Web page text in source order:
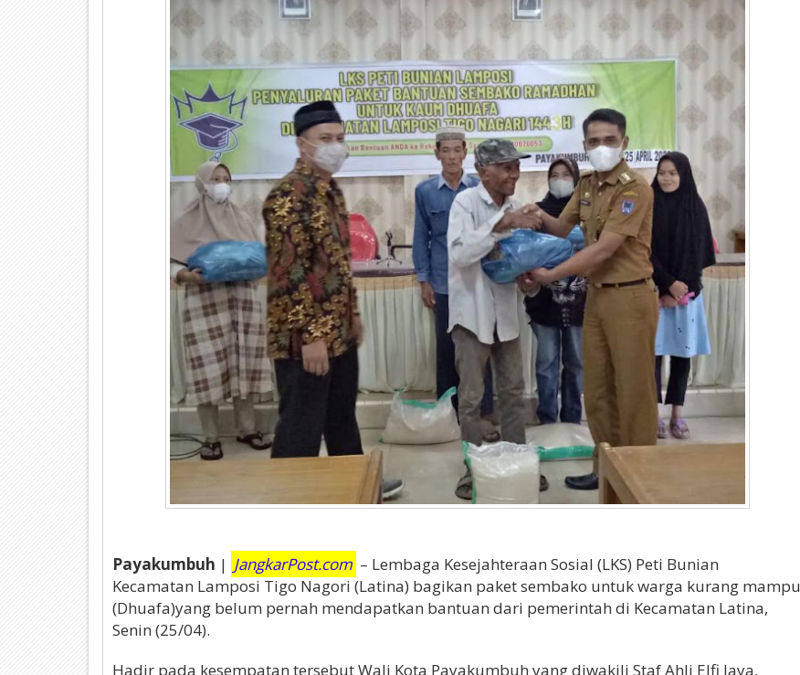
Payakumbuh | JangkarPost.com – Lembaga Kesejahteraan Sosial (LKS) Peti Bunian
Kecamatan Lamposi Tigo Nagori (Latina) bagikan paket sembako untuk warga kurang mampu
(Dhuafa)yang belum pernah mendapatkan bantuan dari pemerintah di Kecamatan Latina,
Senin (25/04).
Hadir pada kesempatan tersebut Wali Kota Payakumbuh yang diwakili Staf Ahli Elfi Jaya,